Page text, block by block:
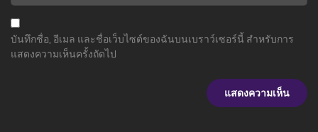
บันทึกชื่อ, อีเมล และชื่อเว็บไซต์ของฉันบนเบราว์เซอร์นี้ สำหรับการ
แสดงความเห็นครั้งถัดไป